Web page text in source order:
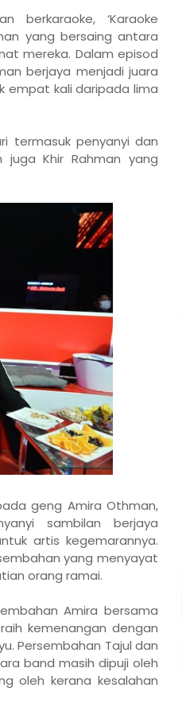
berkaraoke, ‘Karaoke
yang bersaing antara
mereka. Dalam episod
berjaya menjadi juara
empat kali daripada lima
termasuk penyanyi dan
juga Khir Rahman yang
geng Amira Othman,
sambilan berjaya
artis kegemarannya.
yang menyayat
orang ramai.
Amira bersama
kemenangan dengan
Persembahan Tajul dan
band masih dipuji oleh
oleh kerana kesalahan